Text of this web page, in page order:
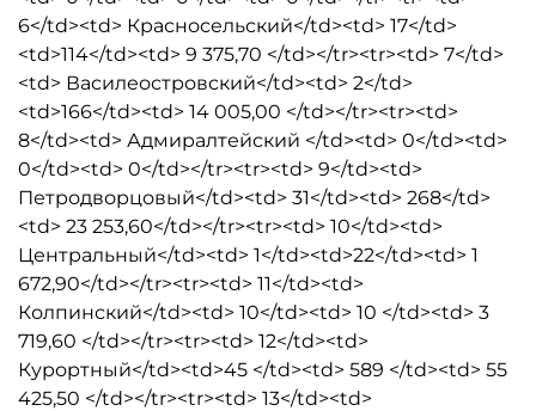
6</td><td> Красносельский</td><td> 17</td>
<td>114</td><td> 9 375,70 </td></tr><tr><td> 7</td>
<td> Василеостровский</td><td> 2</td>
<td>166</td><td> 14 005,00 </td></tr><tr><td>
8</td><td> Адмиралтейский </td><td> 0</td><td>
0</td><td> 0</td></tr><tr><td> 9</td><td>
Петродворцовый</td><td> 31</td><td> 268</td>
<td> 23 253,60</td></tr><tr><td> 10</td><td>
Центральный</td><td> 1</td><td>22</td><td> 1
672,90</td></tr><tr><td> 11</td><td>
Колпинский</td><td> 10</td><td> 10 </td><td> 3
719,60 </td></tr><tr><td> 12</td><td>
Курортный</td><td>45 </td><td> 589 </td><td> 55
425,50 </td></tr><tr><td> 13</td><td>